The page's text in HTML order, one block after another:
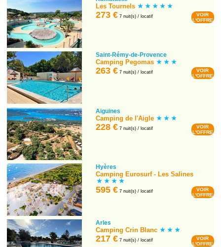
Les Tournels
273 € 7 nuit(s) / locatif
VOIR
L'OFFRE
Saint-Rémy-de-Provence
Camping Pegomas
263 € 7 nuit(s) / locatif
VOIR
L'OFFRE
Aiguines
Camping de l'Aigle
228 € 7 nuit(s) / locatif
VOIR
L'OFFRE
Hyères
Camping Eurosurf - Les Salines
595 € 7 nuit(s) / locatif
VOIR
L'OFFRE
Arles
Camping Crin Blanc
217 € 7 nuit(s) / locatif
VOIR
L'OFFRE